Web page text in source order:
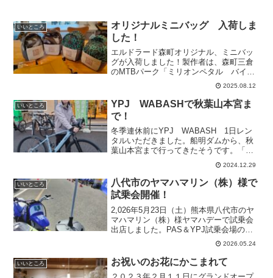
いいところ
オリジナルミニバッグ 入荷しま
した！
エルドラード森町オリジナル、ミニバッ
グが入荷しました！製作者は、森町三倉
のMTBパーク「ミリオンペタル バイク
パーク」内のコーヒーショップ「ミリオ
ン ピット ショップ」の銀河さんで
す。自転車のフレームに取付たり、バッ
グやパンツのベルト通しに...
2025.08.12
いいところ
YPJ WABASHで秋葉山本宮ま
で！
冬季連休前にYPJ WABASH 1日レン
タルいただきました。船明ダムから、秋
葉山本宮まで行ってきたそうです。「途
中、ムーンウォークしてきました！」写
真を見せて頂くと、小説のタイトルでも
有名になった地名「月」の道路標示が写
ってます。う～ん、...
2024.12.29
いいところ
八代市のヤマハマリン（株）様で
試乗会開催！
2,026年5月23日（土）熊本県八代市のヤ
マハマリン（株）様ヤマハデーで試乗会
出店しました。PAS＆YPJ試乗会場の近
くの広い駐車場では、ヤマハ親子バイク
教室が開催されていました。こども用オ
ートバイPW50やヘルメットなどがずらり
と並べら...
2026.05.24
いいところ お祝いのお花にかこまれて